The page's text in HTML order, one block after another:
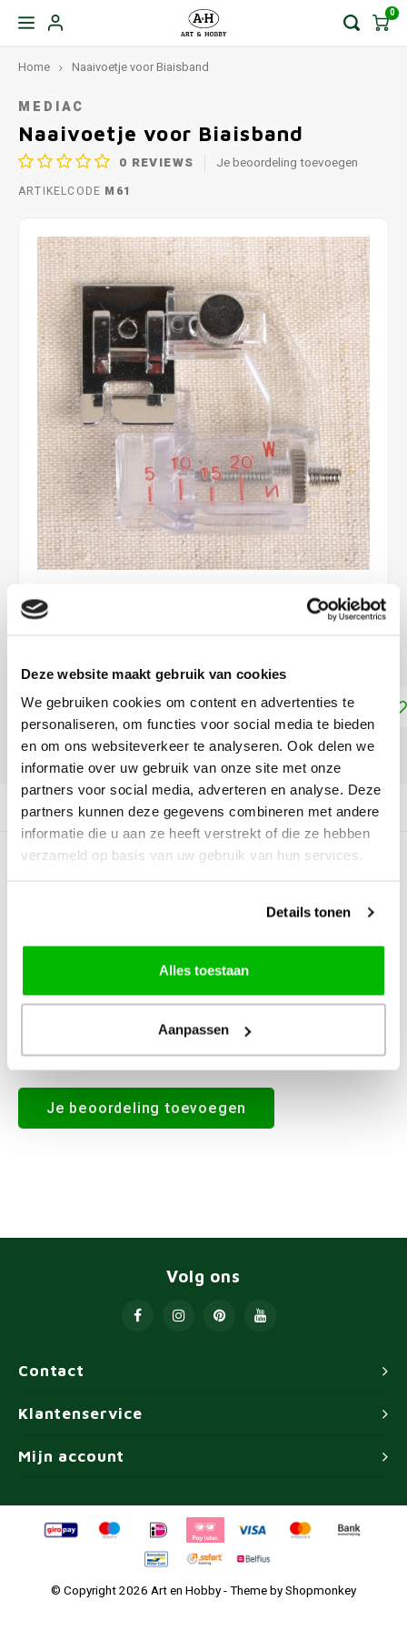
Deze website maakt gebruik van cookies
We gebruiken cookies om content en advertenties te
personaliseren, om functies voor social media te bieden
en om ons websiteverkeer te analyseren. Ook delen we
informatie over uw gebruik van onze site met onze
partners voor social media, adverteren en analyse. Deze
partners kunnen deze gegevens combineren met andere
informatie die u aan ze heeft verstrekt of die ze hebben
verzameld op basis van uw gebruik van hun services.
Details tonen
Alles toestaan
Aanpassen
0
Home Naaivoetje voor Biaisband
MEDIAC
Naaivoetje voor Biaisband
0 REVIEWS Je beoordeling toevoegen
ARTIKELCODE M61
€11,99
Toevoegen aan winkelwagen
DELEN:
Productomschrijving
STERREN OP BASIS VAN
Alle reviews
Je beoordeling toevoegen
Contact
Volg ons
Klantenservice
Mijn account
© Copyright 2026 Art en Hobby - Theme byShopmonkey